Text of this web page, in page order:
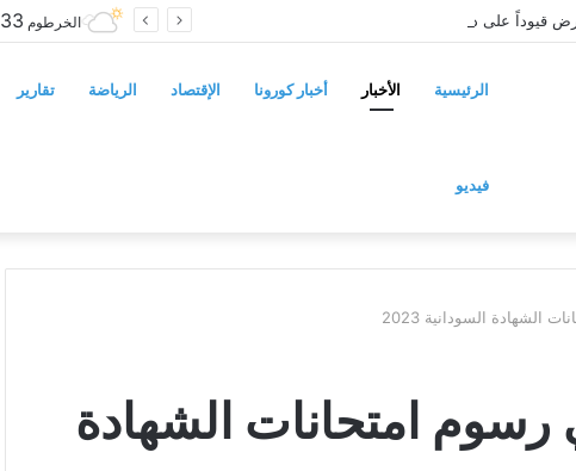
الخرطوم 33
الرئيسية الأخبار أخبار كورونا الإقتصاد الرياضة تقارير
فيديو
الشهادة السودانية 2023
رسوم امتحانات الشهادة